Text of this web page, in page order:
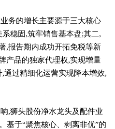
务的增长主要源于三大核心
稳固,筑牢销售基本盘;其二,
,报告期内成功开拓免税等新
产品的独家代理权,实现增量
通过精细化运营实现降本增效,
,狮头股份净水龙头及配件业
基于“聚焦核心、剥离非优”的